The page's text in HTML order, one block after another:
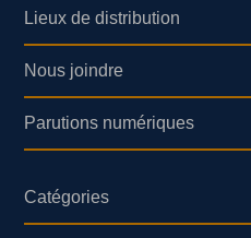
Lieux de distribution
Nous joindre
Parutions numériques
Catégories